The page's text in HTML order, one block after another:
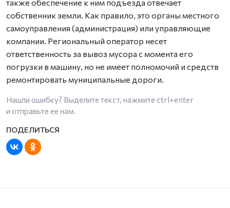
также обеспечение к ним подъезда отвечает
собственник земли. Как правило, это органы местного
самоуправления (администрация) или управляющие
компании. Региональный оператор несет
ответственность за вывоз мусора с момента его
погрузки в машину, но не имеет полномочий и средств
ремонтировать муниципальные дороги.
Нашли ошибку? Выделите текст, нажмите ctrl+enter
и отправьте ее нам.